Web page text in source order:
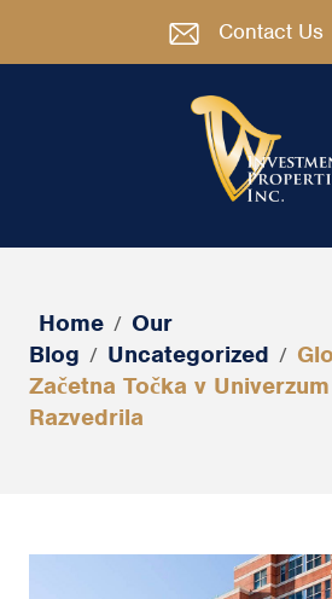
Contact Us
Home / Our
Blog / Uncategorized /
Začetna Točka v
Razvedrila